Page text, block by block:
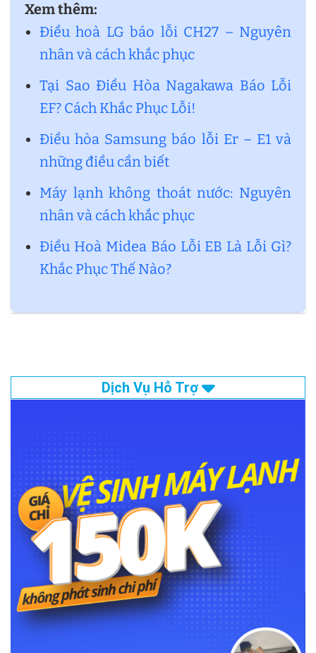
Xem thêm:
Điều hoà LG báo lỗi CH27 – Nguyên
nhân và cách khắc phục
Tại Sao Điều Hòa Nagakawa Báo Lỗi
EF? Cách Khắc Phục Lỗi!
Điều hòa Samsung báo lỗi Er – E1 và
những điều cần biết
Máy lạnh không thoát nước: Nguyên
nhân và cách khắc phục
Điều Hoà Midea Báo Lỗi EB Là Lỗi Gì?
Khắc Phục Thế Nào?
Dịch Vụ Hỗ Trợ